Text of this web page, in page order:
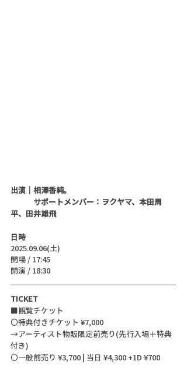
出演｜相澤香純。
サポートメンバー：ヲクヤマ、本田周
平、田井雄飛
日時
2025.09.06(土)
開場 / 17:45
開演 / 18:30
TICKET
■観覧チケット
〇特典付きチケット ¥7,000
→アーティスト物販限定前売り(先行入場＋特典
付き)
〇一般前売り ¥3,700 | 当日 ¥4,300 +1D ¥700